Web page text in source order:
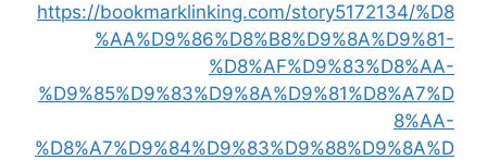
https://bookmarklinking.com/story5172134/%D8
%AA%D9%86%D8%B8%D9%8A%D9%81-
%D8%AF%D9%83%D8%AA-
%D9%85%D9%83%D9%8A%D9%81%D8%A7%D
8%AA-
%D8%A7%D9%84%D9%83%D9%88%D9%8A%D